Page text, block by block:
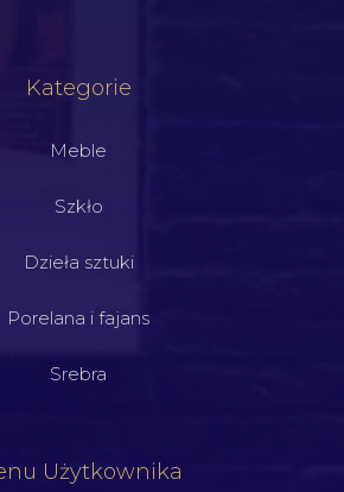
Kategorie
Meble
Szkło
Dzieła sztuki
Porelana i fajans
Srebra
Użytkownika